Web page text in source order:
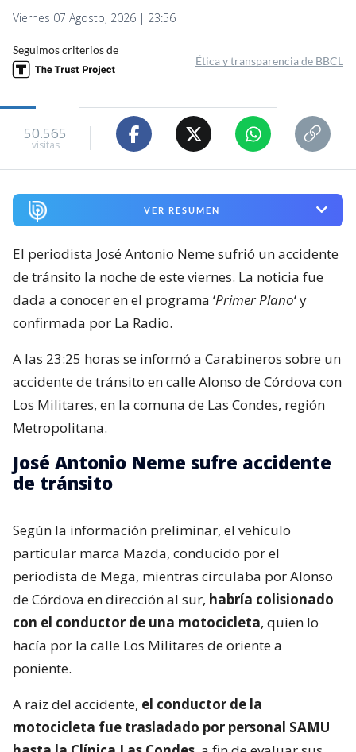
Viernes 07 Agosto, 2026 | 23:56
Seguimos criterios de
Ética y transparencia de BBCL
50.565
visitas
VER RESUMEN
El periodista José Antonio Neme sufrió un accidente
de tránsito la noche de este viernes. La noticia fue
dada a conocer en el programa ‘Primer Plano‘ y
confirmada por La Radio.
A las 23:25 horas se informó a Carabineros sobre un
accidente de tránsito en calle Alonso de Córdova con
Los Militares, en la comuna de Las Condes, región
Metropolitana.
José Antonio Neme sufre accidente
de tránsito
Según la información preliminar, el vehículo
particular marca Mazda, conducido por el
periodista de Mega, mientras circulaba por Alonso
de Córdova en dirección al sur, habría colisionado
con el conductor de una motocicleta, quien lo
hacía por la calle Los Militares de oriente a
poniente.
A raíz del accidente, el conductor de la
motocicleta fue trasladado por personal SAMU